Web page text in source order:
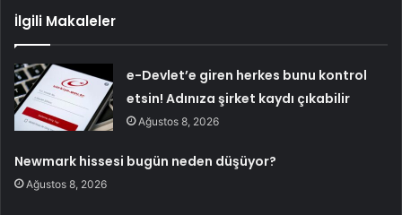
İlgili Makaleler
e-Devlet’e giren herkes bunu kontrol
etsin! Adınıza şirket kaydı çıkabilir
Ağustos 8, 2026
Newmark hissesi bugün neden düşüyor?
Ağustos 8, 2026